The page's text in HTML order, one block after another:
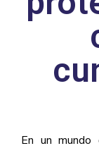
En un mundo